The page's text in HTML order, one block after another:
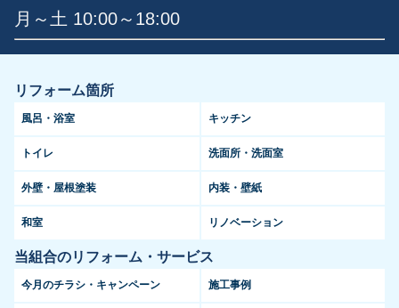
月～土 10:00～18:00
リフォーム箇所
風呂・浴室 キッチン
トイレ 洗面所・洗面室
外壁・屋根塗装 内装・壁紙
和室 リノベーション
当組合のリフォーム・サービス
今月のチラシ・キャンペーン 施工事例